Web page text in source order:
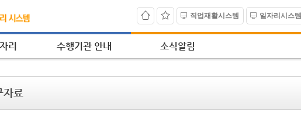
직업재활시스템 일자리시스템
리 수행기관 안내 소식알림
자료